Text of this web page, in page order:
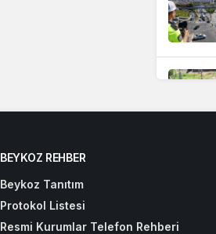
BEYKOZ REHBER
Beykoz Tanıtım
Protokol Listesi
Resmi Kurumlar Telefon Rehberi